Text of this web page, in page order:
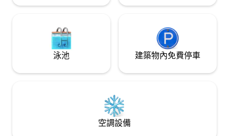
泳池 建築物內免費停車
空調設備